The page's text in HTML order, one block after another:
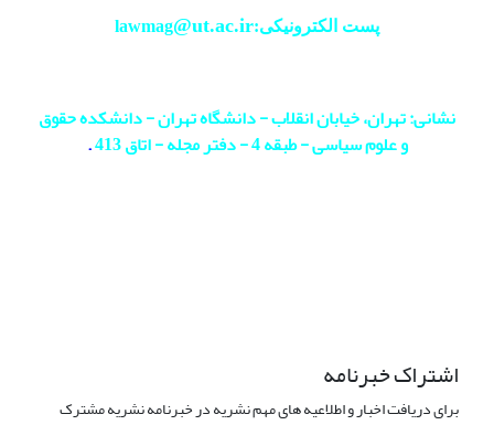
پست الکترونیکی:lawmag@ut.ac.ir
نشانی: تهران، خیابان انقلاب - دانشگاه تهران - دانشکده حقوق
و علوم سیاسی - طبقه 4 - دفتر مجله - اتاق 413
.
اشتراک خبرنامه
برای دریافت اخبار و اطلاعیه های مهم نشریه در خبرنامه نشریه مشترک